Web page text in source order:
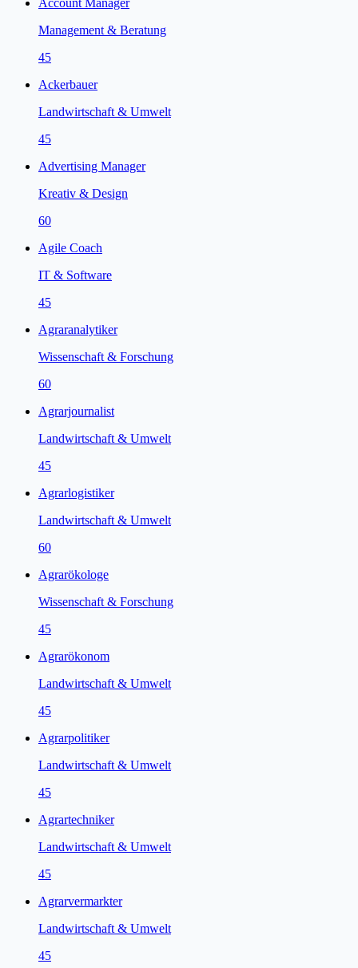
Management & Beratung
45
Ackerbauer
Landwirtschaft & Umwelt
45
Advertising Manager
Kreativ & Design
60
Agile Coach
IT & Software
45
Agraranalytiker
Wissenschaft & Forschung
60
Agrarjournalist
Landwirtschaft & Umwelt
45
Agrarlogistiker
Landwirtschaft & Umwelt
60
Agrarökologe
Wissenschaft & Forschung
45
Agrarökonom
Landwirtschaft & Umwelt
45
Agrarpolitiker
Landwirtschaft & Umwelt
45
Agrartechniker
Landwirtschaft & Umwelt
45
Agrarvermarkter
Landwirtschaft & Umwelt
45